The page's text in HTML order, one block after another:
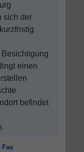
sich der
einen
befindet
Fax